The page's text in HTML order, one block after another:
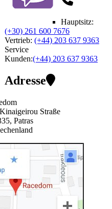
Hauptsitz:
(+30) 261 600 7676
Vertrieb: (+44) 203 637 9363
Service
Kunden:(+44) 203 637 9363
Adresse
Straße
Patras